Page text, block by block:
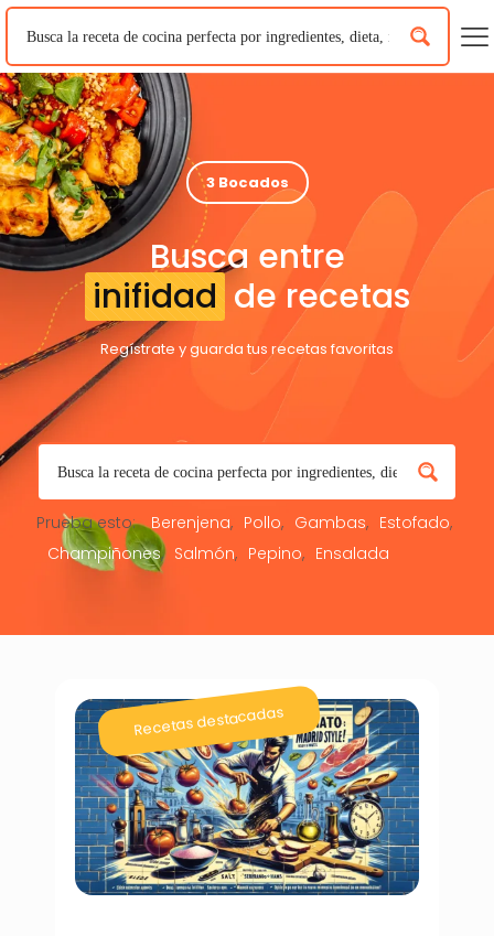
3 Bocados
Busca entre
inifidad de recetas
Regístrate y guarda tus recetas favoritas
Prueba esto: Berenjena Pollo Gambas
Estofado
Champiñones
Salmón Pepino Ensalada
Recetas destacadas